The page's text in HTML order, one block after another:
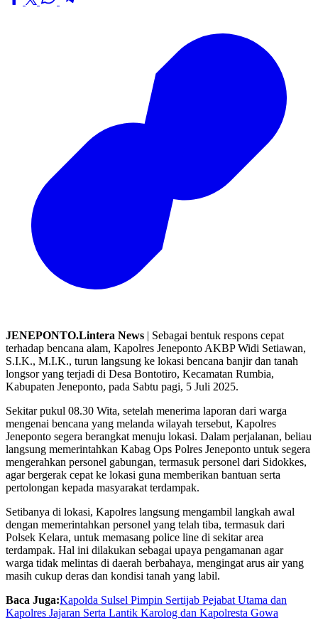
JENEPONTO.Lintera News | Sebagai bentuk respons cepat
terhadap bencana alam, Kapolres Jeneponto AKBP Widi Setiawan,
S.I.K., M.I.K., turun langsung ke lokasi bencana banjir dan tanah
longsor yang terjadi di Desa Bontotiro, Kecamatan Rumbia,
Kabupaten Jeneponto, pada Sabtu pagi, 5 Juli 2025.
Sekitar pukul 08.30 Wita, setelah menerima laporan dari warga
mengenai bencana yang melanda wilayah tersebut, Kapolres
Jeneponto segera berangkat menuju lokasi. Dalam perjalanan, beliau
langsung memerintahkan Kabag Ops Polres Jeneponto untuk segera
mengerahkan personel gabungan, termasuk personel dari Sidokkes,
agar bergerak cepat ke lokasi guna memberikan bantuan serta
pertolongan kepada masyarakat terdampak.
Setibanya di lokasi, Kapolres langsung mengambil langkah awal
dengan memerintahkan personel yang telah tiba, termasuk dari
Polsek Kelara, untuk memasang police line di sekitar area
terdampak. Hal ini dilakukan sebagai upaya pengamanan agar
warga tidak melintas di daerah berbahaya, mengingat arus air yang
masih cukup deras dan kondisi tanah yang labil.
Baca Juga:Kapolda Sulsel Pimpin Sertijab Pejabat Utama dan
Kapolres Jajaran Serta Lantik Karolog dan Kapolresta Gowa